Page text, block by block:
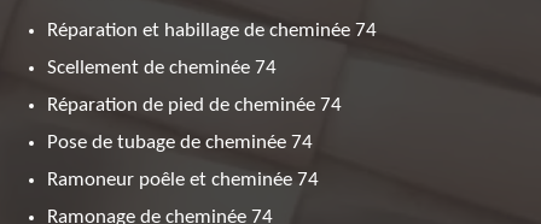
Réparation et habillage de cheminée 74
Scellement de cheminée 74
Réparation de pied de cheminée 74
Pose de tubage de cheminée 74
Ramoneur poêle et cheminée 74
Ramonage de cheminée 74